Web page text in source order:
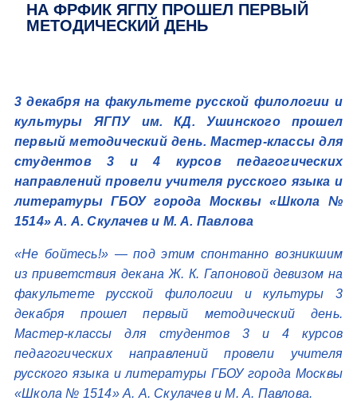
НА ФРФИК ЯГПУ ПРОШЕЛ ПЕРВЫЙ
МЕТОДИЧЕСКИЙ ДЕНЬ
3 декабря на факультете русской филологии и
культуры ЯГПУ им. КД. Ушинского прошел
первый методический день. Мастер-классы для
студентов 3 и 4 курсов педагогических
направлений провели учителя русского языка и
литературы ГБОУ города Москвы «Школа №
1514» А. А. Скулачев и М. А. Павлова
«Не бойтесь!» — под этим спонтанно возникшим
из приветствия декана Ж. К. Гапоновой девизом на
факультете русской филологии и культуры 3
декабря прошел первый методический день.
Мастер-классы для студентов 3 и 4 курсов
педагогических направлений провели учителя
русского языка и литературы ГБОУ города Москвы
«Школа № 1514» А. А. Скулачев и М. А. Павлова.